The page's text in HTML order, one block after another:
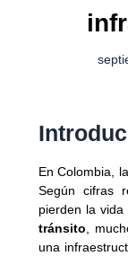
En Colombia,
Según cifras
pierden la
tránsito ,
una